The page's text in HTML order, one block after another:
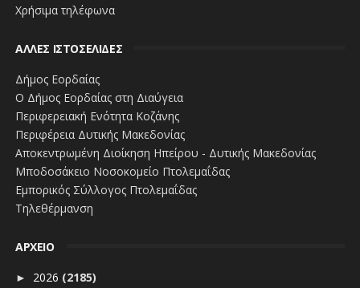
Χρήσιμα τηλέφωνα
ΑΛΛΕΣ ΙΣΤΟΣΕΛΙΔΕΣ
Δήμος Εορδαίας
Ο Δήμος Εορδαίας στη Διαύγεια
Περιφερειακή Ενότητα Κοζάνης
Περιφέρεια Δυτικής Μακεδονίας
Αποκεντρωμένη Διοίκηση Ηπείρου - Δυτικής Μακεδονίας
Μποδοσάκειο Νοσοκομείο Πτολεμαΐδας
Εμπορικός Σύλλογος Πτολεμαΐδας
Τηλεθέρμανση
ΑΡΧΕΙΟ
► 2026 (2185)